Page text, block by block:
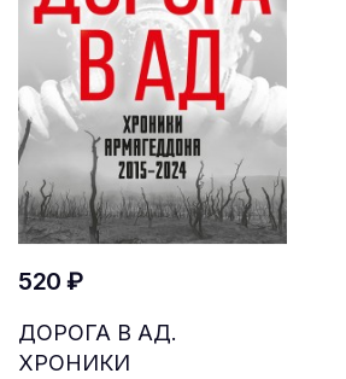
520 ₽
ДОРОГА В АД.
ХРОНИКИ